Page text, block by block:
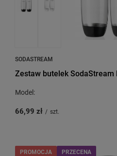
SODASTREAM
Zestaw butelek SodaStream
Model:
66,99 zł / szt.
PROMOCJA PRZECENA